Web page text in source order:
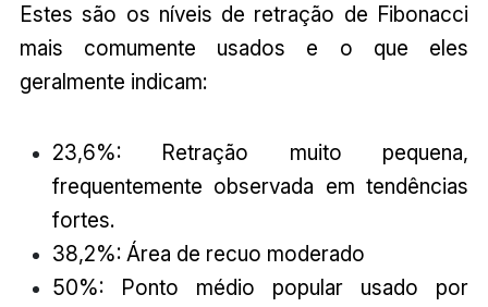
Estes são os níveis de retração de Fibonacci
mais comumente usados e o que eles
geralmente indicam:
23,6%: Retração muito pequena,
frequentemente observada em tendências
fortes.
38,2%: Área de recuo moderado
50%: Ponto médio popular usado por